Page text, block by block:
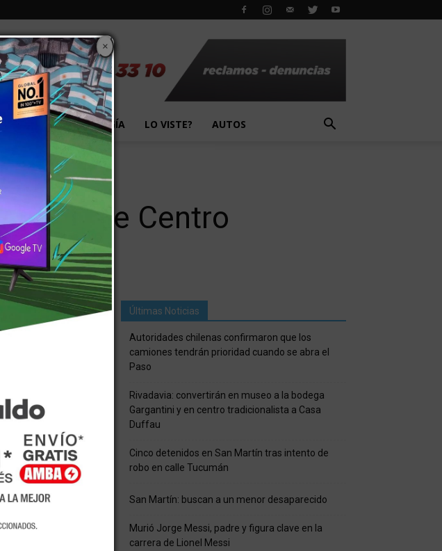
TECNOLOGÍA LO VISTE? AUTOS
ante Centro
patines, los
reconocen dos
el local.
cinco a tres
hasta llegar
×
Últimas Noticias
Autoridades chilenas confirmaron que los
camiones tendrán prioridad cuando se abra el
Paso
Rivadavia: convertirán en museo a la bodega
Gargantini y en centro tradicionalista a Casa
Duffau
Cinco detenidos en San Martín tras intento de
robo en calle Tucumán
San Martín: buscan a un menor desaparecido
Murió Jorge Messi, padre y figura clave en la
carrera de Lionel Messi